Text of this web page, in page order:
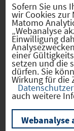
Sofern Sie uns
wir Cookies zur
Matomo
„Webanalyse
Einwilligung
einer
setzen und die
dürfen. Sie
Wirkung für die
auch weitere
Webanalyse